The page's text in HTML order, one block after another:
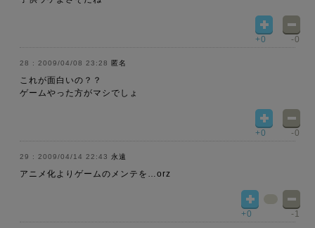
+0 -0
2009/04/08 23:28 匿名
これが面白いの？？
ゲームやった方がマシでしょ
+0 -0
2009/04/14 22:43 永遠
アニメ化よりゲームのメンテを…orz
+0 -1